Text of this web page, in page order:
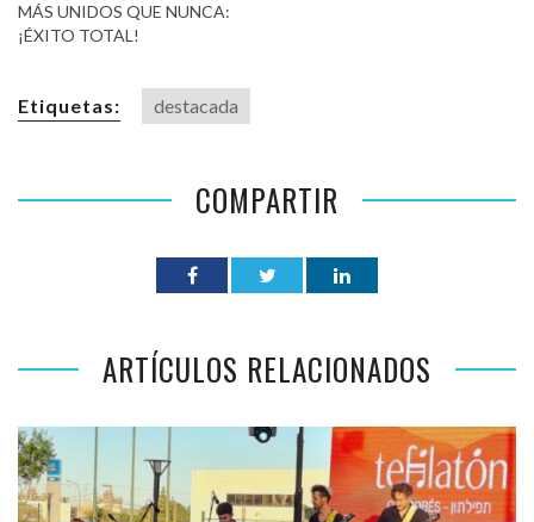
MÁS UNIDOS QUE NUNCA:
¡ÉXITO TOTAL!
Etiquetas: destacada
COMPARTIR
ARTÍCULOS RELACIONADOS